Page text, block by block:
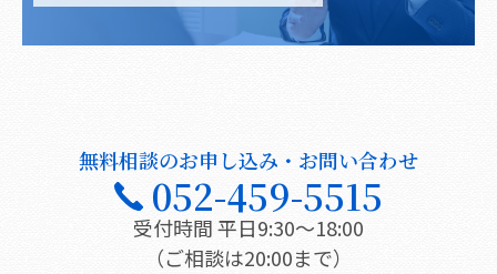
無料相談のお申し込み・お問い合わせ
052-459-5515
受付時間 平日9:30〜18:00
（ご相談は20:00まで）